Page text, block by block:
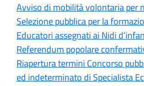
Avviso di mobilità volontaria per
Selezione pubblica per la
Educatori assegnati ai Nidi
Referendum popolare
Riapertura termini Concorso
ed indeterminato di Specialista